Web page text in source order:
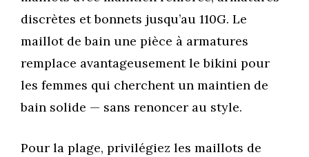
discrètes et bonnets jusqu’au 110G. Le
maillot de bain une pièce à armatures
remplace avantageusement le bikini pour
les femmes qui cherchent un maintien de
bain solide — sans renoncer au style.
Pour la plage, privilégiez les maillots de